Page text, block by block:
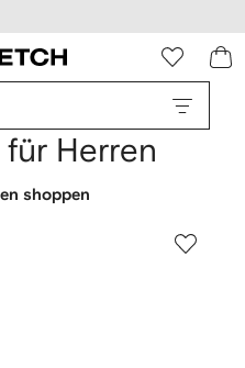
Herren
shoppen